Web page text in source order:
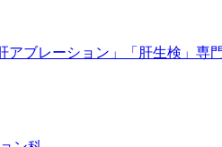
アブレーション」「肝生検」専